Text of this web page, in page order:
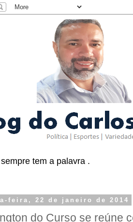
tem a palavra .
feira, 22 de janeiro de 2014
do Curso se reúne